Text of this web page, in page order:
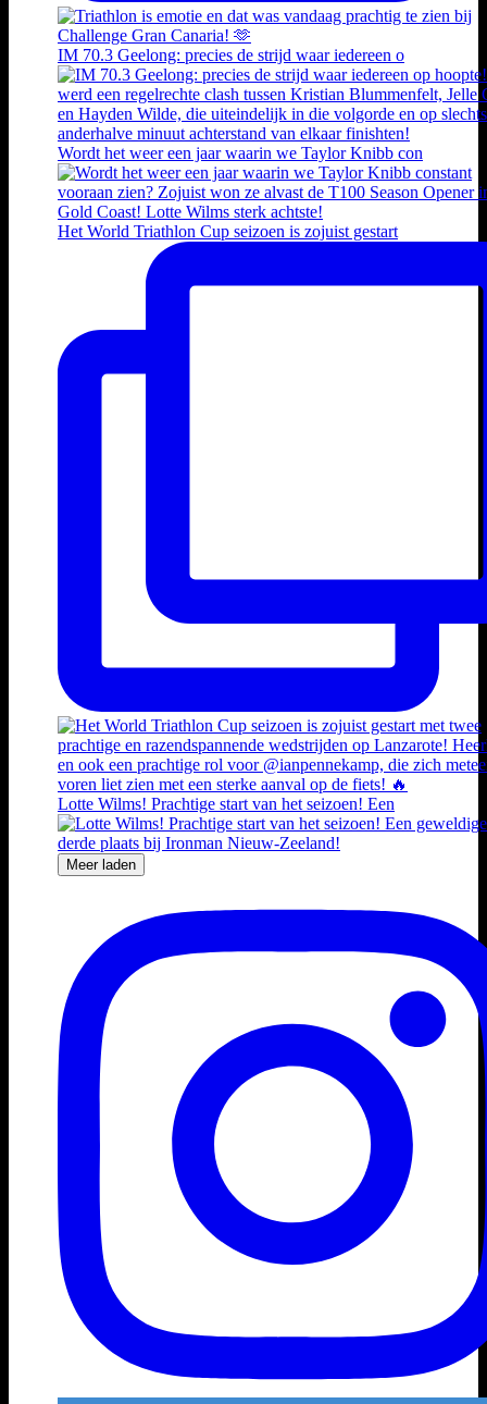
IM 70.3 Geelong: precies de strijd waar iedereen o
Wordt het weer een jaar waarin we Taylor Knibb con
Het World Triathlon Cup seizoen is zojuist gestart
Lotte Wilms! Prachtige start van het seizoen! Een
Meer laden